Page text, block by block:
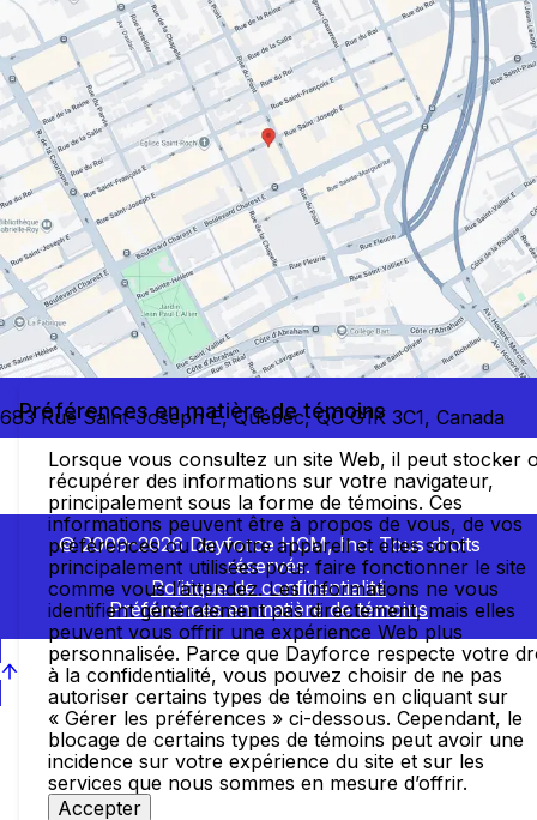
683 Rue Saint-Joseph E, Québec, QC G1K 3C1, Canada
© 2009–2026 Dayforce HCM, Inc. Tous droits
réservés.
Politique de confidentialité
Préférences en matière de témoins
Préférences en matière de témoins
Lorsque vous consultez un site Web, il peut stocker
récupérer des informations sur votre navigateur,
principalement sous la forme de témoins. Ces
informations peuvent être à propos de vous, de vos
préférences ou de votre appareil et elles sont
principalement utilisées pour faire fonctionner le site
comme vous l’attendez. Les informations ne vous
identifient généralement pas directement, mais elles
peuvent vous offrir une expérience Web plus
personnalisée. Parce que Dayforce respecte votre
à la confidentialité, vous pouvez choisir de ne pas
autoriser certains types de témoins en cliquant sur
« Gérer les préférences » ci-dessous. Cependant, le
blocage de certains types de témoins peut avoir une
incidence sur votre expérience du site et sur les
services que nous sommes en mesure d’offrir.
Accepter